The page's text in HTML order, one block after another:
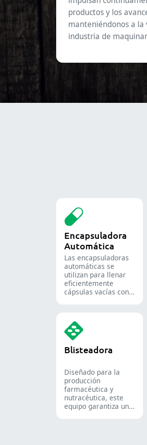
productos y los
manteniéndonos a la
industria de
Encapsuladora
Automática
Las encapsuladoras
automáticas se
utilizan para llenar
eficientemente
cápsulas vacías con
la producción
farmacéutica y de
suplementos.
Blisteadora
Diseñado para la
producción
farmacéutica y
nutracéutica, este
equipo garantiza un